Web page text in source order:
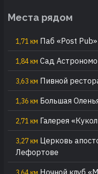
Места рядом
1,71 км Паб «Post Pub»
1,84 км Сад
3,63 км Пивной
1,36 км Большая
2,71 км Галерея
3,27 км Церковь
Лефортове
Ночной клуб